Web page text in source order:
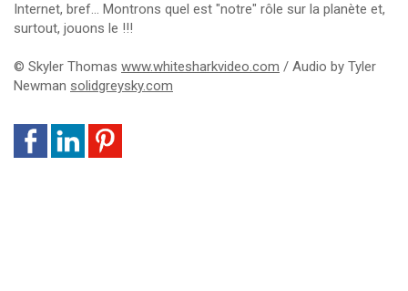
Internet, bref... Montrons quel est "notre" rôle sur la planète et,
surtout, jouons le !!!
© Skyler Thomas www.whitesharkvideo.com / Audio by Tyler
Newman solidgreysky.com